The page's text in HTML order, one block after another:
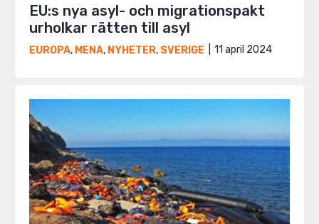
EU:s nya asyl- och migrationspakt
urholkar rätten till asyl
EUROPA, MENA, NYHETER, SVERIGE 11 april 2024